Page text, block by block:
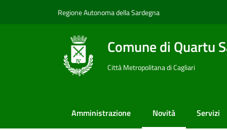
Regione Autonoma della Sardegna
Comune di Quartu
Città Metropolitana di Cagliari
Amministrazione Novità Servizi